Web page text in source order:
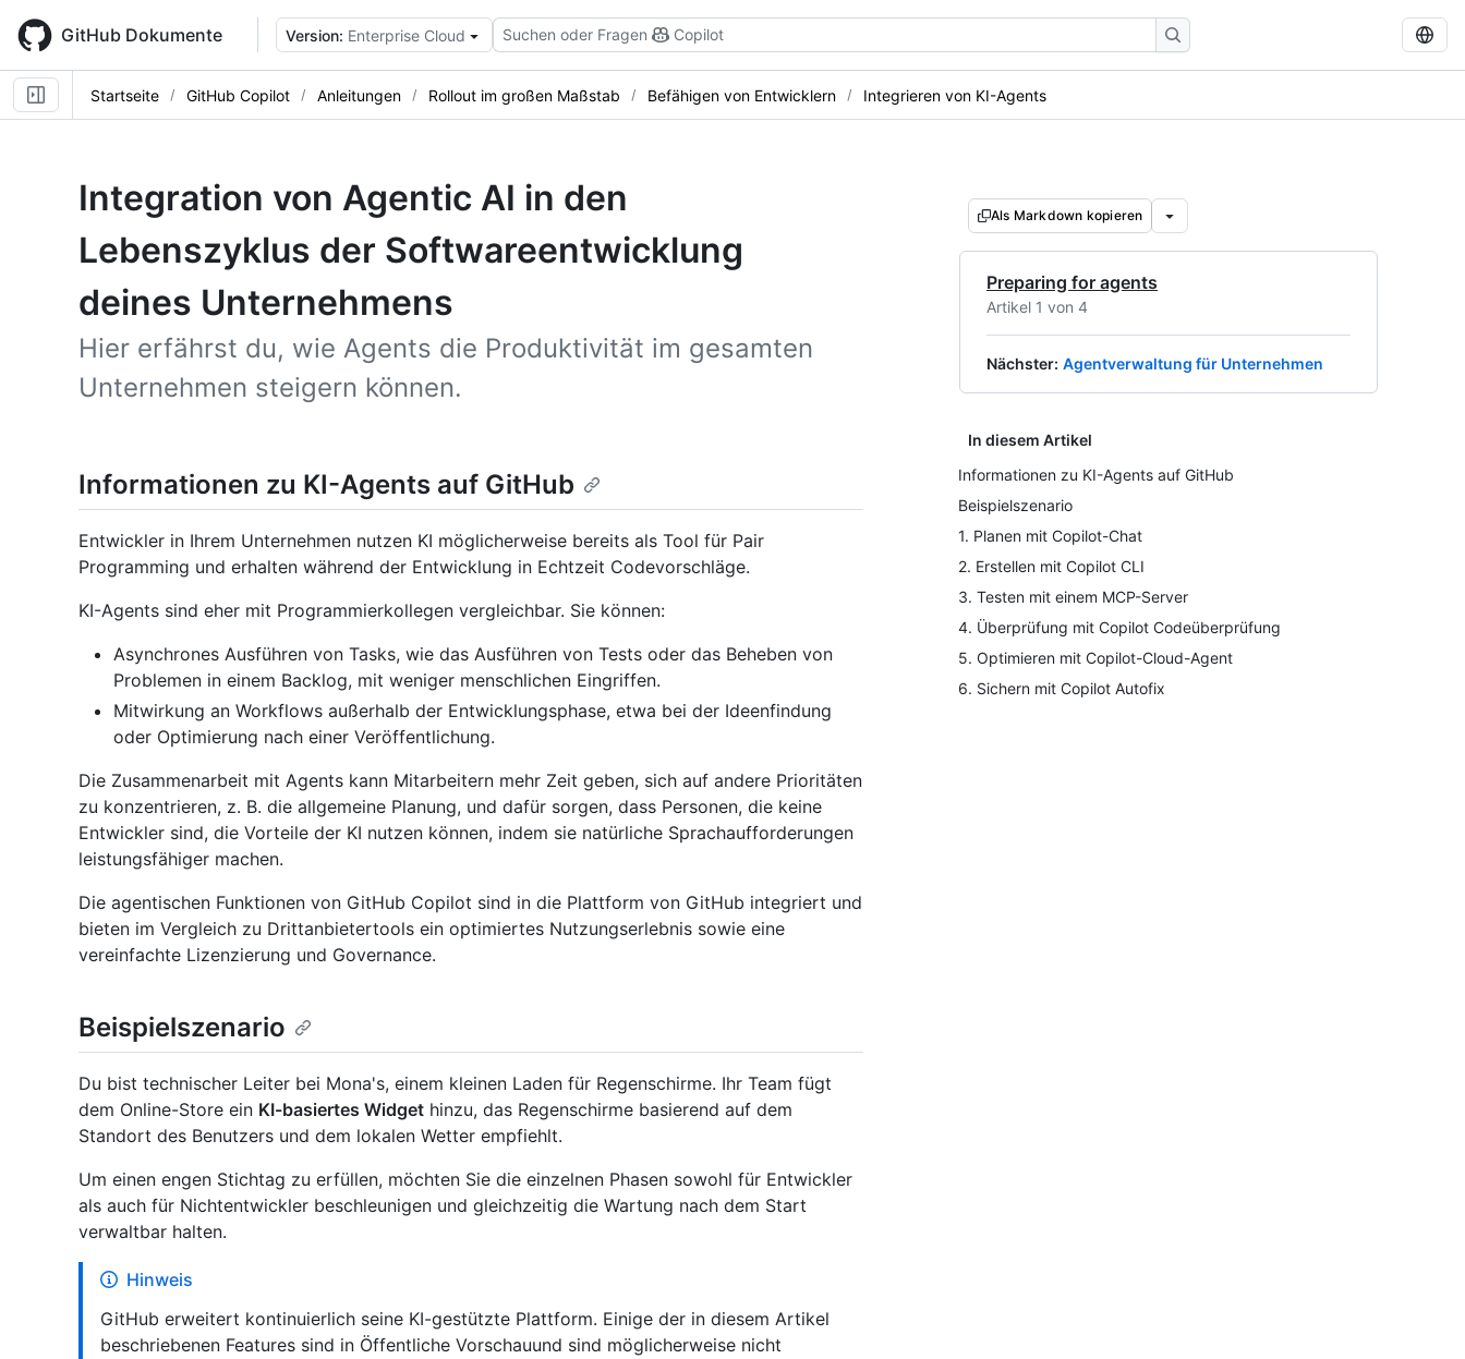
main
content
GitHub Dokumente Version: Enterprise Cloud Suchen oder Fragen Copilot
Startseite GitHub Copilot Anleitungen Rollout im großen Maßstab Befähigen von Entwicklern Integrieren von KI-Agents
Integration von Agentic AI in den
Lebenszyklus der Softwareentwicklung
deines Unternehmens
Hier erfährst du, wie Agents die Produktivität im gesamten
Unternehmen steigern können.
Als Markdown kopieren
Preparing for agents
Artikel 1 von 4
Nächster: Agentverwaltung für Unternehmen
In diesem Artikel
Informationen zu KI-Agents auf GitHub
Beispielszenario
1. Planen mit Copilot-Chat
2. Erstellen mit Copilot CLI
3. Testen mit einem MCP-Server
4. Überprüfung mit Copilot Codeüberprüfung
5. Optimieren mit Copilot-Cloud-Agent
6. Sichern mit Copilot Autofix
Informationen zu KI-Agents auf GitHub
Entwickler in Ihrem Unternehmen nutzen KI möglicherweise bereits als Tool für Pair
Programming und erhalten während der Entwicklung in Echtzeit Codevorschläge.
KI-Agents sind eher mit Programmierkollegen vergleichbar. Sie können:
Asynchrones Ausführen von Tasks, wie das Ausführen von Tests oder das Beheben von
Problemen in einem Backlog, mit weniger menschlichen Eingriffen.
Mitwirkung an Workflows außerhalb der Entwicklungsphase, etwa bei der Ideenfindung
oder Optimierung nach einer Veröffentlichung.
Die Zusammenarbeit mit Agents kann Mitarbeitern mehr Zeit geben, sich auf andere Prioritäten
zu konzentrieren, z. B. die allgemeine Planung, und dafür sorgen, dass Personen, die keine
Entwickler sind, die Vorteile der KI nutzen können, indem sie natürliche Sprachaufforderungen
leistungsfähiger machen.
Die agentischen Funktionen von GitHub Copilot sind in die Plattform von GitHub integriert und
bieten im Vergleich zu Drittanbietertools ein optimiertes Nutzungserlebnis sowie eine
vereinfachte Lizenzierung und Governance.
Beispielszenario
Du bist technischer Leiter bei Mona's, einem kleinen Laden für Regenschirme. Ihr Team fügt
dem Online-Store ein KI-basiertes Widget hinzu, das Regenschirme basierend auf dem
Standort des Benutzers und dem lokalen Wetter empfiehlt.
Um einen engen Stichtag zu erfüllen, möchten Sie die einzelnen Phasen sowohl für Entwickler
als auch für Nichtentwickler beschleunigen und gleichzeitig die Wartung nach dem Start
verwaltbar halten.
Hinweis
GitHub erweitert kontinuierlich seine KI-gestützte Plattform. Einige der in diesem Artikel
beschriebenen Features sind in Öffentliche Vorschauund sind möglicherweise nicht